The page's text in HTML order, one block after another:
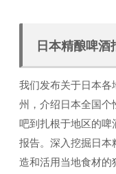
日本精酿啤酒
我们发布关于日本
州，介绍日本全国
吧到扎根于地区的啤
报告。深入挖掘日本
造和活用当地食材